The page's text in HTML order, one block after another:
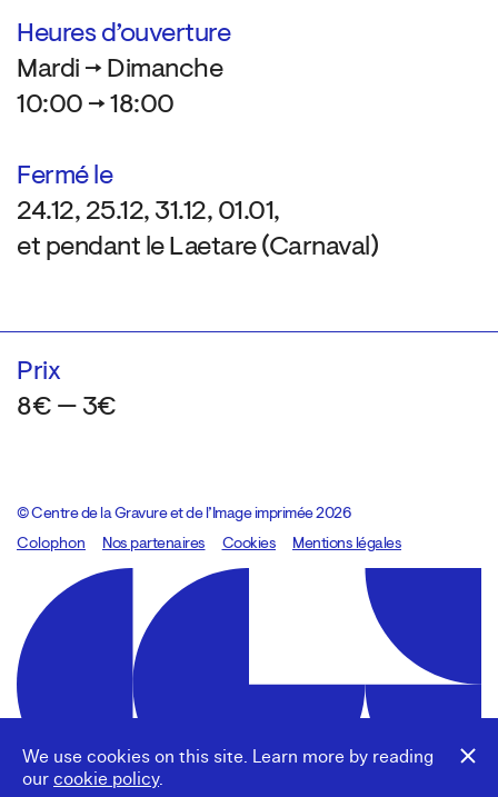
We use cookies on this site. Learn more by reading
our cookie policy.
Heures d’ouverture
Mardi → Dimanche
10:00 → 18:00
Fermé le
24.12, 25.12, 31.12, 01.01,
et pendant le Laetare (Carnaval)
Prix
8€ — 3€
© Centre de la Gravure et de l’Image imprimée 2026
Colophon
Design:Marcel Kaczmarek, code:8080.studio
Nos partenaires Cookies Mentions légales